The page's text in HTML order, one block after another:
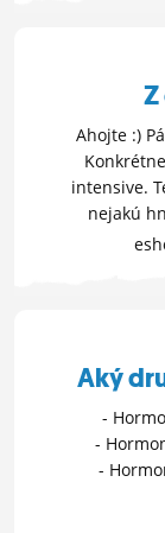
Ahojte :)
intensive.
nejakú
Aký
-
-
-